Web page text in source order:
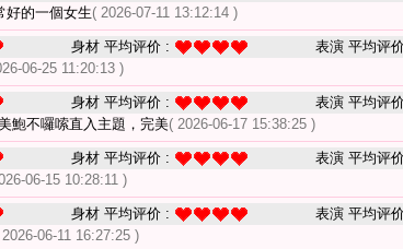
好的一個女生( 2026-07-11 13:12:14 )
身材 平均评价 : 表演 平均评
06-25 11:20:13 )
身材 平均评价 : 表演 平均评
鮑不囉嗦直入主題，完美( 2026-06-17 15:38:25 )
身材 平均评价 : 表演 平均评
06-15 10:28:11 )
身材 平均评价 : 表演 平均评
2026-06-11 16:27:25 )